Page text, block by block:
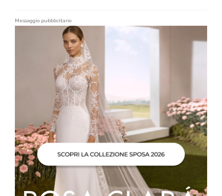
Messaggio pubblicitario